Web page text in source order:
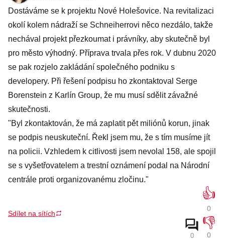
Dostáváme se k projektu Nové Holešovice. Na revitalizaci
okolí kolem nádraží se Schneiherrovi něco nezdálo, takže
nechával projekt přezkoumat i právníky, aby skutečně byl
pro město výhodný. Příprava trvala přes rok. V dubnu 2020
se pak rozjelo zakládání společného podniku s
developery. Při řešení podpisu ho zkontaktoval Serge
Borenstein z Karlín Group, že mu musí sdělit závažné
skutečnosti.
"Byl zkontaktován, že má zaplatit pět miliónů korun, jinak
se podpis neuskuteční. Řekl jsem mu, že s tím musíme jít
na policii. Vzhledem k citlivosti jsem nevolal 158, ale spojil
se s vyšetřovatelem a trestní oznámení podal na Národní
centrále proti organizovanému zločinu."
Sdílet na sítích
0
👍
0
👎
0